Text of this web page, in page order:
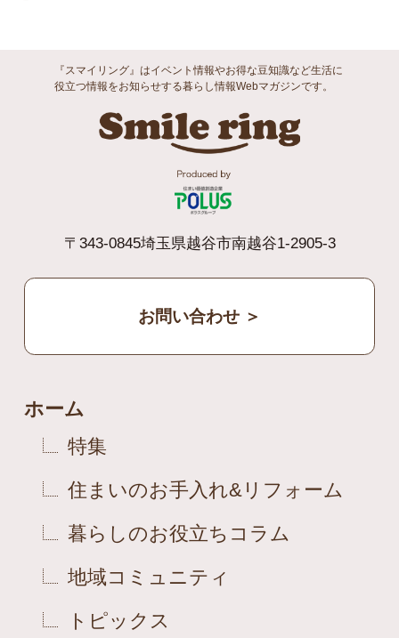
『スマイリング』はイベント情報やお得な豆知識など生活に
役立つ情報をお知らせする暮らし情報Webマガジンです。
〒343-0845埼玉県越谷市南越谷1-2905-3
お問い合わせ ＞
ホーム
特集
住まいのお手入れ&リフォーム
暮らしのお役立ちコラム
地域コミュニティ
トピックス